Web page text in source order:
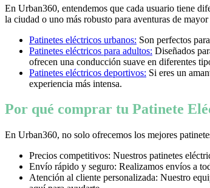
En Urban360, entendemos que cada usuario tiene
la ciudad o uno más robusto para aventuras de
Patinetes eléctricos urbanos: Son perfectos
Patinetes eléctricos para adultos: Diseñados
ofrecen una conducción suave en diferentes
Patinetes eléctricos deportivos: Si eres un
experiencia más intensa.
Por qué comprar tu Patinete
En Urban360, no solo ofrecemos los mejores
Precios competitivos: Nuestros patinetes
Envío rápido y seguro: Realizamos envíos a
Atención al cliente personalizada: Nuestro